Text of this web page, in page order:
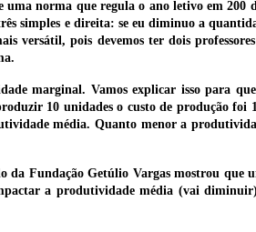
uma norma que regula o ano letivo em 200
simples e direita: se eu diminuo a
versátil, pois devemos ter dois
marginal. Vamos explicar isso para
10 unidades o custo de produção foi
média. Quanto menor a
Fundação Getúlio Vargas mostrou que
a produtividade média (vai